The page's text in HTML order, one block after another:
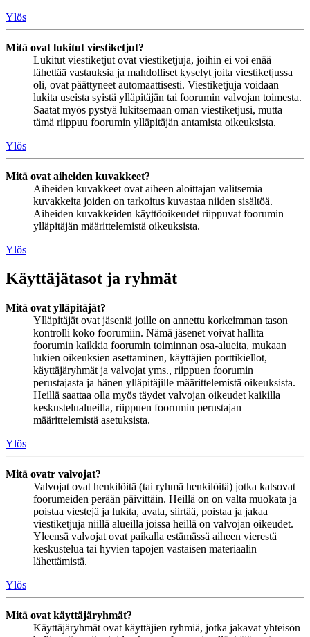
Ylös
Mitä ovat lukitut viestiketjut?
Lukitut viestiketjut ovat viestiketjuja, joihin ei voi enää
lähettää vastauksia ja mahdolliset kyselyt joita viestiketjussa
oli, ovat päättyneet automaattisesti. Viestiketjuja voidaan
lukita useista syistä ylläpitäjän tai foorumin valvojan toimesta.
Saatat myös pystyä lukitsemaan oman viestiketjusi, mutta
tämä riippuu foorumin ylläpitäjän antamista oikeuksista.
Ylös
Mitä ovat aiheiden kuvakkeet?
Aiheiden kuvakkeet ovat aiheen aloittajan valitsemia
kuvakkeita joiden on tarkoitus kuvastaa niiden sisältöä.
Aiheiden kuvakkeiden käyttöoikeudet riippuvat foorumin
ylläpitäjän määrittelemistä oikeuksista.
Ylös
Käyttäjätasot ja ryhmät
Mitä ovat ylläpitäjät?
Ylläpitäjät ovat jäseniä joille on annettu korkeimman tason
kontrolli koko foorumiin. Nämä jäsenet voivat hallita
foorumin kaikkia foorumin toiminnan osa-alueita, mukaan
lukien oikeuksien asettaminen, käyttäjien porttikiellot,
käyttäjäryhmät ja valvojat yms., riippuen foorumin
perustajasta ja hänen ylläpitäjille määrittelemistä oikeuksista.
Heillä saattaa olla myös täydet valvojan oikeudet kaikilla
keskustelualueilla, riippuen foorumin perustajan
määrittelemistä asetuksista.
Ylös
Mitä ovatr valvojat?
Valvojat ovat henkilöitä (tai ryhmä henkilöitä) jotka katsovat
foorumeiden perään päivittäin. Heillä on on valta muokata ja
poistaa viestejä ja lukita, avata, siirtää, poistaa ja jakaa
viestiketjuja niillä alueilla joissa heillä on valvojan oikeudet.
Yleensä valvojat ovat paikalla estämässä aiheen vierestä
keskustelua tai hyvien tapojen vastaisen materiaalin
lähettämistä.
Ylös
Mitä ovat käyttäjäryhmät?
Käyttäjäryhmät ovat käyttäjien ryhmiä, jotka jakavat yhteisön